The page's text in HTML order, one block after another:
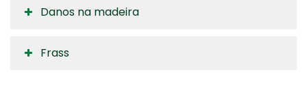
Danos na madeira
Frass